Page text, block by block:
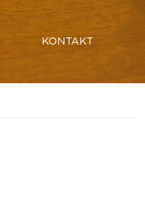
KONTAKT